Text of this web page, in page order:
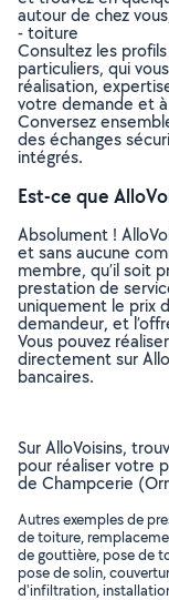
autour de chez
- toiture
Consultez les
particuliers, qui
réalisation,
votre demande et
Conversez
des échanges
intégrés.
Est-ce que
Absolument !
et sans aucune
membre, qu’il soit
prestation de
uniquement le prix
demandeur, et
Vous pouvez
directement sur
bancaires.
Sur AlloVoisins,
pour réaliser votre
de Champcerie
Autres exemples de
de toiture,
de gouttière, pose de
pose de solin,
d'infiltration,